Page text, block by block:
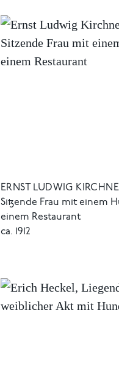
ERNST LUDWIG
Sitzende Frau mit einem
einem Restaurant
ca. 1912